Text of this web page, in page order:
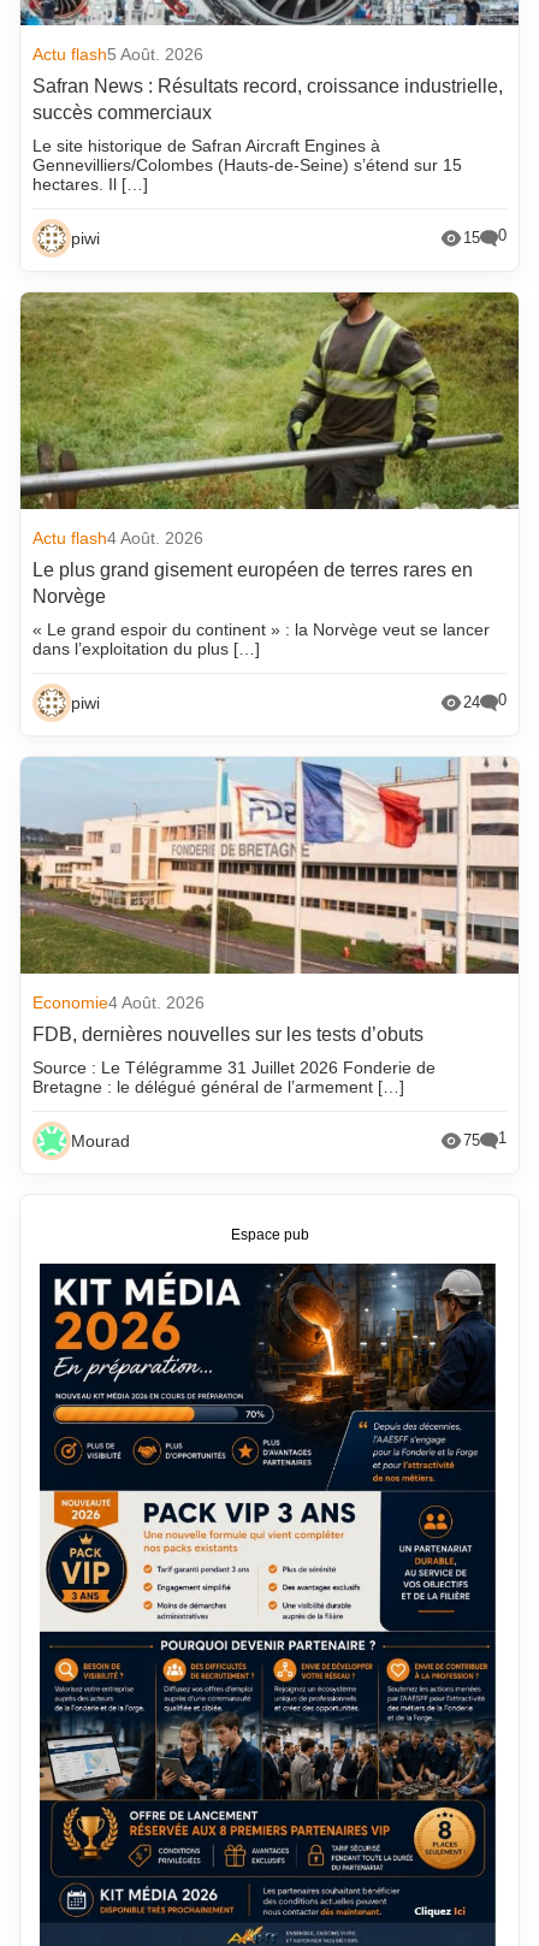
Actu flash5 Août. 2026
Safran News : Résultats record, croissance industrielle,
succès commerciaux
Le site historique de Safran Aircraft Engines à
Gennevilliers/Colombes (Hauts-de-Seine) s’étend sur 15
hectares. Il […]
piwi 15 0
Actu flash4 Août. 2026
Le plus grand gisement européen de terres rares en
Norvège
« Le grand espoir du continent » : la Norvège veut se lancer
dans l’exploitation du plus […]
piwi 24 0
Economie4 Août. 2026
FDB, dernières nouvelles sur les tests d’obuts
Source : Le Télégramme 31 Juillet 2026 Fonderie de
Bretagne : le délégué général de l’armement […]
Mourad 75 1
Espace pub